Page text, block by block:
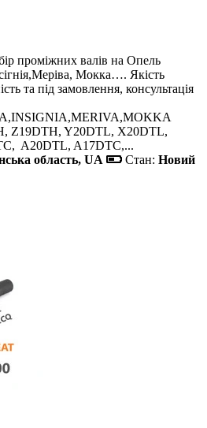
проміжних валів на Опель
Мокка…. Якість
та під замовлення, консультація
Z19DTH, Y20DTL, X20DTL,
A20DTL, A17DTC,...
область, UA Стан: Новий